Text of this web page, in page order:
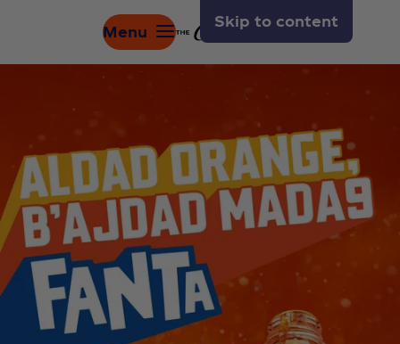
Skip to content
Menu